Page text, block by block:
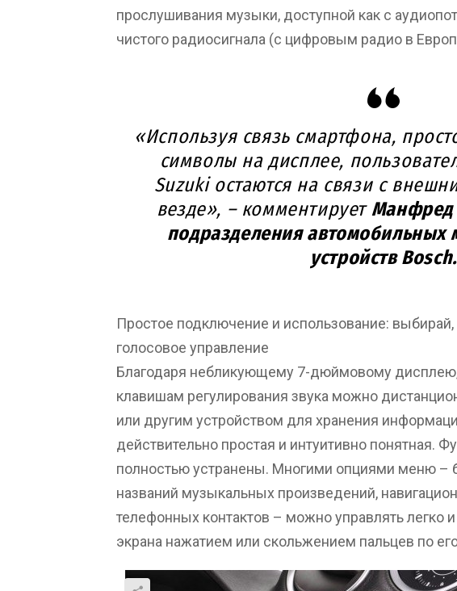
прослушивания музыки, доступной как с
чистого радиосигнала (с цифровым радио в
«Используя связь смартфона,
символы на дисплее,
Suzuki остаются на связи с
везде», – комментирует Манфред
подразделения автомобильных
устройств Bosch.
Простое подключение и использование:
голосовое управление
Благодаря небликующему 7-дюймовому
клавишам регулирования звука можно
или другим устройством для хранения
действительно простая и интуитивно понятная.
полностью устранены. Многими опциями меню –
названий музыкальных произведений,
телефонных контактов – можно управлять легко
экрана нажатием или скольжением пальцев по